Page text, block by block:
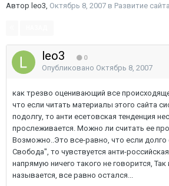
Автор leo3, Октябрь 8, 2007 в Развитие
leo3 0
Опубликовано Октябрь 8, 2007
как трезво оценивающий все
что если читать материалы этого сайта
подолгу, то анти есетовская тенденция
прослеживается. Можно ли считать ее
Возможно..Это все-равно, что если долго
Свобода", то чувствуется анти-
напрямую ничего такого не говорится,
называется, все равно остался...